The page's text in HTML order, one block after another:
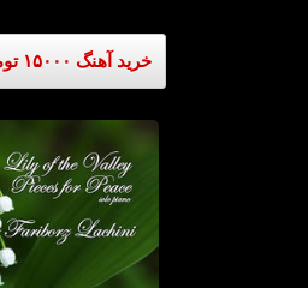
خرید آهنگ ۱۵۰۰۰ تومان